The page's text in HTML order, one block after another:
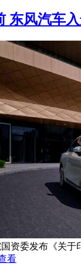
东风汽车
资委发布《关于
看